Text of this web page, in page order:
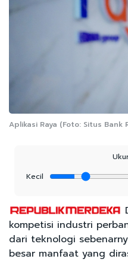
Aplikasi Raya (Foto: Situs Bank
Kecil
kompetisi industri
dari teknologi
besar manfaat yang